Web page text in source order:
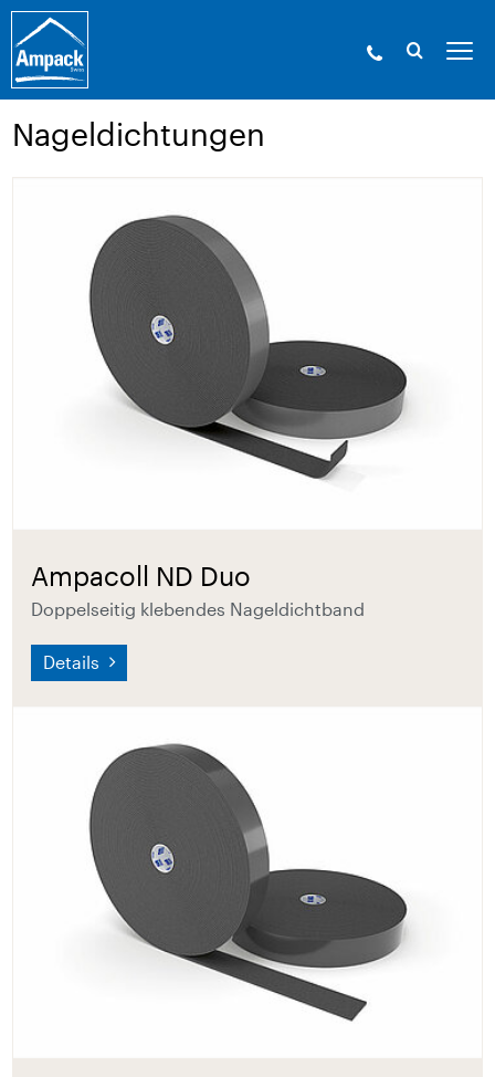
Ampack - Die Experten der Gebäudehülle. Seit
1946.»Produkte
Zubehör»
Nageldichtungen
Ampacoll ND Duo
Doppelseitig klebendes Nageldichtband
Details